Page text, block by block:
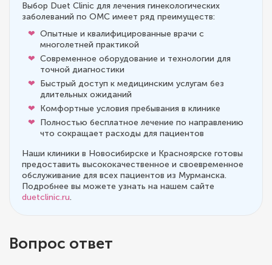
Выбор Duet Clinic для лечения гинекологических
заболеваний по ОМС имеет ряд преимуществ:
Опытные и квалифицированные врачи с
многолетней практикой
Современное оборудование и технологии для
точной диагностики
Быстрый доступ к медицинским услугам без
длительных ожиданий
Комфортные условия пребывания в клинике
Полностью бесплатное лечение по направлению
что сокращает расходы для пациентов
Наши клиники в Новосибирске и Красноярске готовы
предоставить высококачественное и своевременное
обслуживание для всех пациентов из Мурманска.
Подробнее вы можете узнать на нашем сайте
duetclinic.ru.
Вопрос ответ